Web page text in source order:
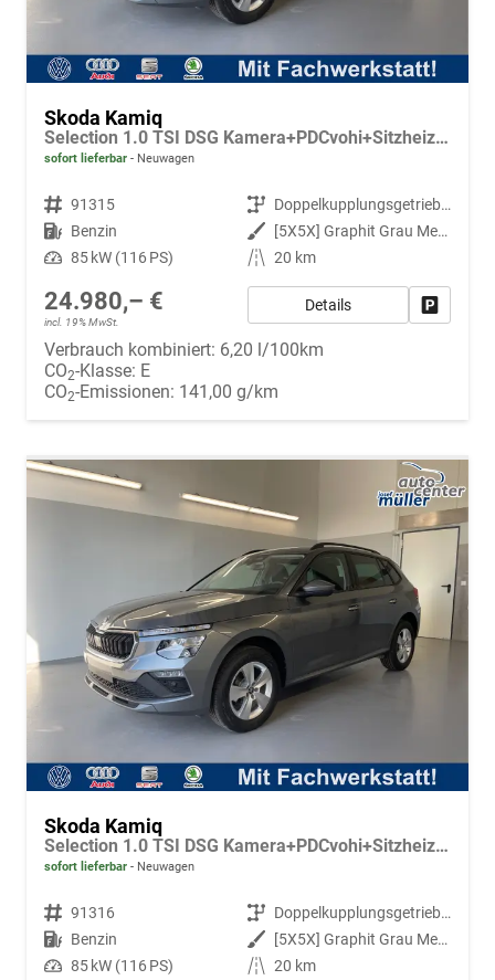
Skoda Kamiq
Selection 1.0 TSI DSG Kamera+PDCvohi+Sitzheizung+AppConnect+Sunset+Alu16
sofort lieferbar Neuwagen
Fahrzeugnr. 91315 Getriebe
Doppelkupplungsgetriebe (DSG)
Kraftstoff Benzin Außenfarbe
[5X5X] Graphit Grau Metallic
Leistung 85 kW (116 PS) Kilometerstand 20 km
24.980,– €
incl. 19% MwSt.
Details
Verbrauch kombiniert: 6,20 l/100km
CO2-Klasse: E
CO2-Emissionen: 141,00 g/km
Skoda Kamiq
Selection 1.0 TSI DSG Kamera+PDCvohi+Sitzheizung+AppConnect+Sunset+Alu16
sofort lieferbar Neuwagen
Fahrzeugnr. 91316 Getriebe
Doppelkupplungsgetriebe (DSG)
Kraftstoff Benzin Außenfarbe
[5X5X] Graphit Grau Metallic
Leistung 85 kW (116 PS) Kilometerstand 20 km